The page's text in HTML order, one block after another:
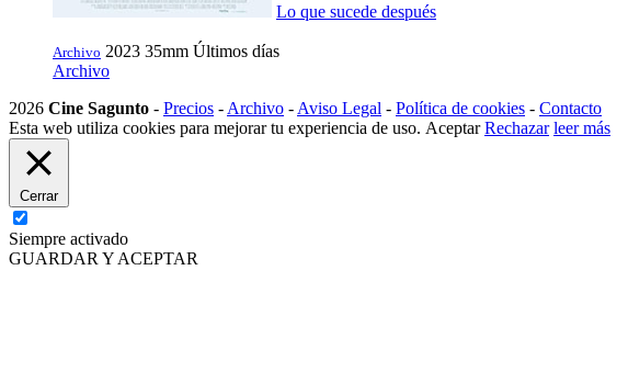
Lo que sucede después
Archivo 2023 35mm Últimos días
Archivo
2026 Cine Sagunto - Precios - Archivo - Aviso Legal - Política de cookies - Contacto
Esta web utiliza cookies para mejorar tu experiencia de uso. Aceptar Rechazar leer más
Cerrar
Siempre activado
GUARDAR Y ACEPTAR